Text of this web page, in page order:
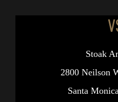
Stoak
2800 Neilson
Santa